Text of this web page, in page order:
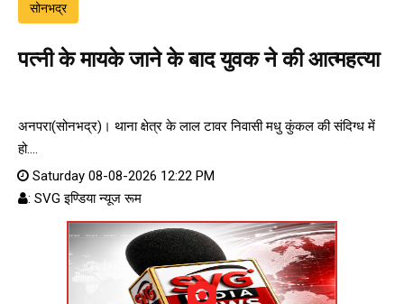
सोनभद्र
पत्नी के मायके जाने के बाद युवक ने की आत्महत्या
अनपरा(सोनभद्र)। थाना क्षेत्र के लाल टावर निवासी मधु कुंकल की संदिग्ध में
हो....
Saturday 08-08-2026 12:22 PM
: SVG इण्डिया न्यूज रूम